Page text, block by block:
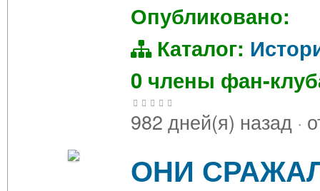
Опубликовано:
Каталог:
0 члены фан-
982 дней(я) назад ·
ОНИ